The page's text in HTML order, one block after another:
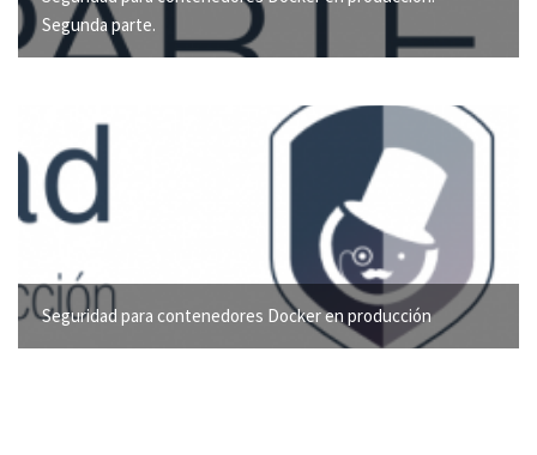
Segunda parte.
Seguridad para contenedores Docker en producción